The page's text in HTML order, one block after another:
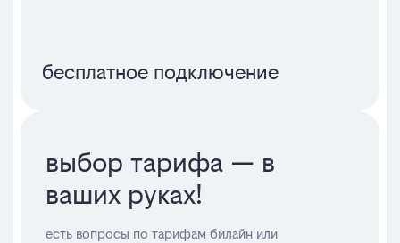
бесплатное подключение
выбор тарифа — в
ваших руках!
есть вопросы по тарифам билайн или